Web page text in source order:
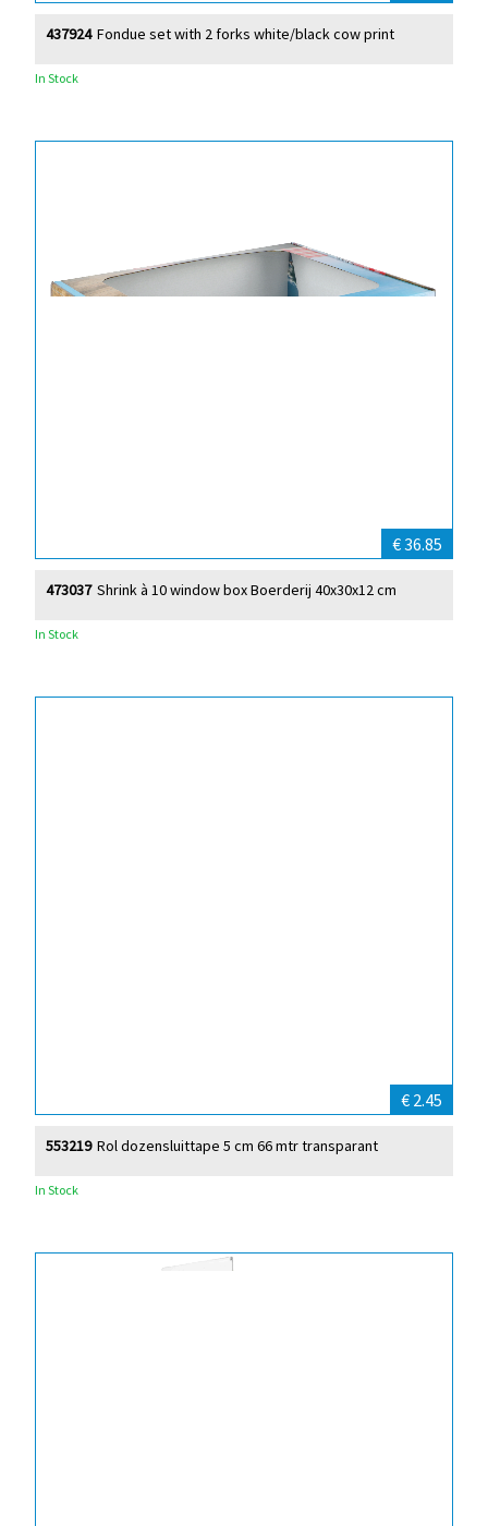
Fondue set with 2 forks white/black cow print
437924
In Stock
€ 36.85
Shrink à 10 window box Boerderij 40x30x12 cm
473037
In Stock
€ 2.45
Rol dozensluittape 5 cm 66 mtr transparant
553219
In Stock